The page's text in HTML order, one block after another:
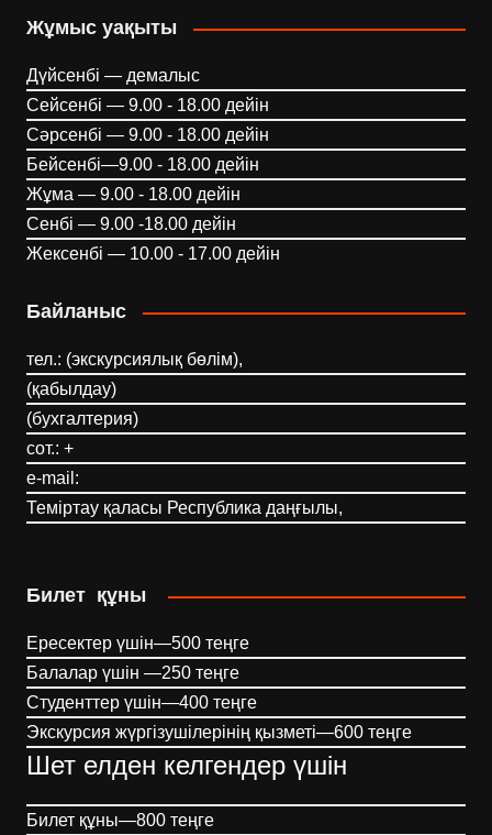
Жұмыс уақыты
Дүйсенбі — демалыс
Сейсенбі — 9.00 - 18.00 дейін
Сәрсенбі — 9.00 - 18.00 дейін
Бейсенбі—9.00 - 18.00 дейін
Жұма — 9.00 - 18.00 дейін
Сенбі — 9.00 -18.00 дейін
Жексенбі — 10.00 - 17.00 дейін
Байланыс
тел.: (экскурсиялық бөлім),
(қабылдау)
(бухгалтерия)
сот.: +
e-mail:
Теміртау қаласы Республика даңғылы,
Билет құны
Ересектер үшін—500 теңге
Балалар үшін —250 теңге
Студенттер үшін—400 теңге
Экскурсия жүргізушілерінің қызметі—600 теңге
Шет елден келгендер үшін
Билет құны—800 теңге